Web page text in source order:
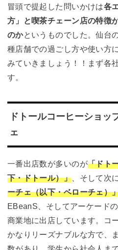
冒頭で提起した問いかけは各
方」と喫茶チェーン店の特徴
のかというものでした。仙台
種店舗での過ごし方や使い方
みていきましょう！！ まず各
す。
ドトールコーヒーショッ
ェ
一番出店数が多いのが「ドト
下・ドトール）」 、そして次
ーチェ（以下・ベローチェ）
EBeanS、そしてアーケード
商業地に出店しています。コ
かなりリーズナブルな方で、